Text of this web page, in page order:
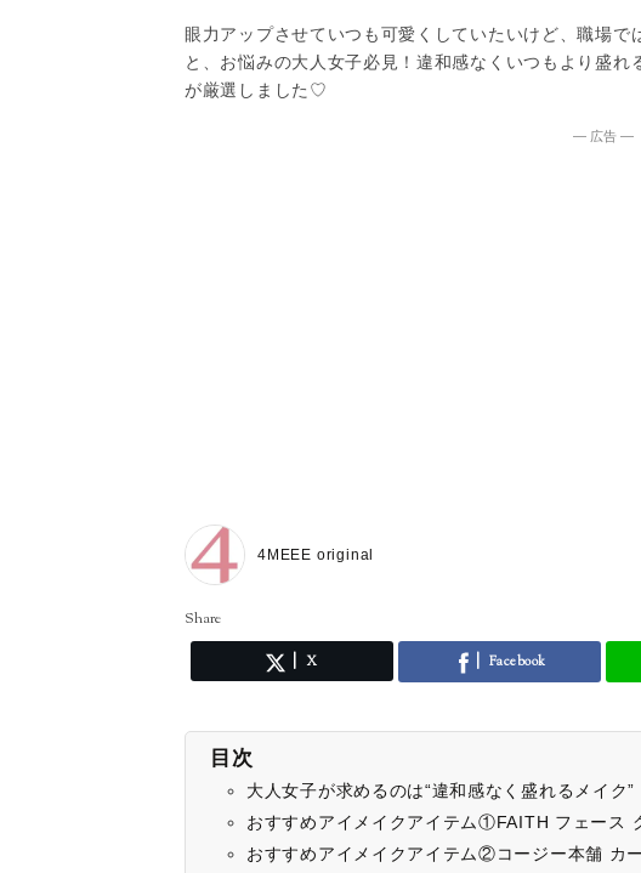
眼力アップさせていつも可愛くしていたいけど、職場
と、お悩みの大人女子必見！違和感なくいつもより盛
が厳選しました♡
― 広告 ―
4MEEE original
Share
X Facebook
目次
大人女子が求めるのは“違和感なく盛れるメイク”
おすすめアイメイクアイテム①FAITH フェース
おすすめアイメイクアイテム②コージー本舗 カ